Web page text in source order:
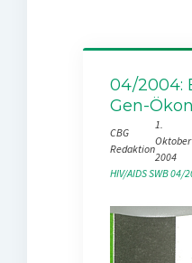
04/2004:
Gen-
CBG
Redaktion
1.
Oktober
2004
HIV/AIDSSWB 04/